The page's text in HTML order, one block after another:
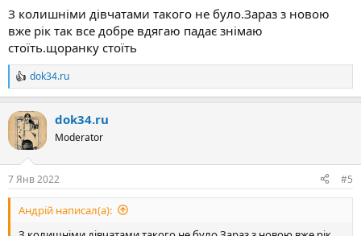
З колишніми дівчатами такого не було.Зараз з новою
вже рік так все добре вдягаю падає знімаю
стоїть.щоранку стоїть
Р
е
к
ц
и
dok34.ru
dok34.ru
Moderator
7 Янв 2022 #5
Андрій написал(а):